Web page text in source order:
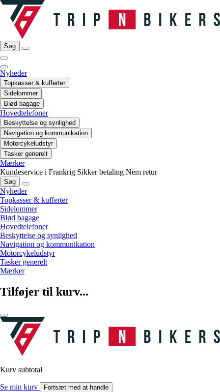
Søg
Nyheder
Topkasser & kufferter
Sidelommer
Blød bagage
Hovedtelefoner
Beskyttelse og synlighed
Navigation og kommunikation
Motorcykeludstyr
Tasker generelt
Mærker
Kundeservice i Frankrig Sikker betaling Nem retur
Søg
Nyheder
Topkasser & kufferter
Sidelommer
Blød bagage
Hovedtelefoner
Beskyttelse og synlighed
Navigation og kommunikation
Motorcykeludstyr
Tasker generelt
Mærker
Tilføjer til kurv...
Kurv subtotal
Se min kurv Fortsæt med at handle